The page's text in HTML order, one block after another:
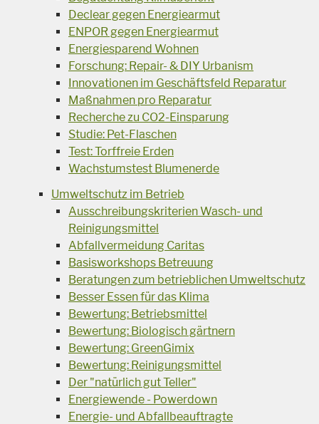
Declear gegen Energiearmut
ENPOR gegen Energiearmut
Energiesparend Wohnen
Forschung: Repair- & DIY Urbanism
Innovationen im Geschäftsfeld Reparatur
Maßnahmen pro Reparatur
Recherche zu CO2-Einsparung
Studie: Pet-Flaschen
Test: Torffreie Erden
Wachstumstest Blumenerde
Umweltschutz im Betrieb
Ausschreibungskriterien Wasch- und
Reinigungsmittel
Abfallvermeidung Caritas
Basisworkshops Betreuung
Beratungen zum betrieblichen Umweltschutz
Besser Essen für das Klima
Bewertung: Betriebsmittel
Bewertung: Biologisch gärtnern
Bewertung: GreenGimix
Bewertung: Reinigungsmittel
Der "natürlich gut Teller"
Energiewende - Powerdown
Energie- und Abfallbeauftragte